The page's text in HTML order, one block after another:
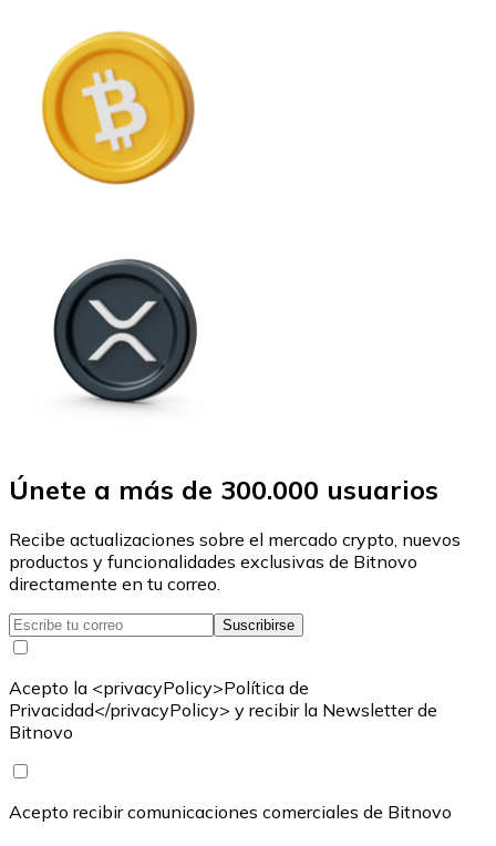
Únete a más de 300.000 usuarios
Recibe actualizaciones sobre el mercado crypto, nuevos
productos y funcionalidades exclusivas de Bitnovo
directamente en tu correo.
Suscribirse
Acepto la <privacyPolicy>Política de
Privacidad</privacyPolicy> y recibir la Newsletter de
Bitnovo
Acepto recibir comunicaciones comerciales de Bitnovo